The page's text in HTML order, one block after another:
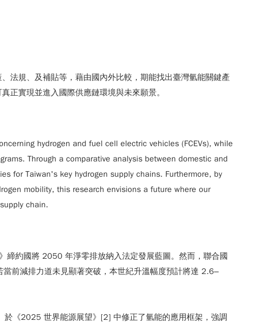
法規、及補貼等，藉由國內外比較，期能找出臺灣氫能關鍵產
正實現並進入國際供應鏈環境與未來願景。
hydrogen and fuel cell electric vehicles (FCEVs), while
Through a comparative analysis between domestic and
for Taiwan's key hydrogen supply chains. Furthermore, by
mobility, this research envisions a future where our
chain.
約國將 2050 年淨零排放納入法定發展藍圖。然而，聯合國
前減排力道未見顯著突破，本世紀升溫幅度預計將達 2.6–
於《2025 世界能源展望》[2] 中修正了氫能的應用框架，強調